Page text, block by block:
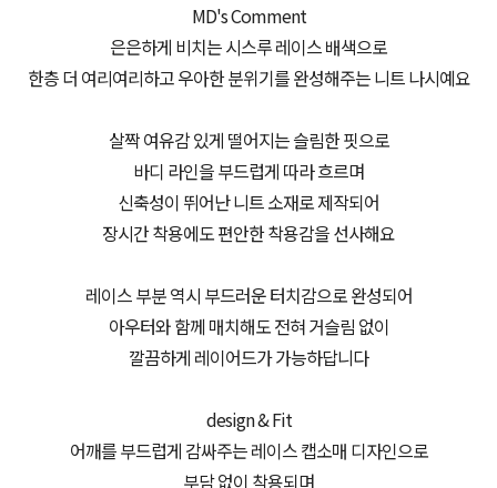
MD's Comment
은은하게 비치는 시스루 레이스 배색으로
한층 더 여리여리하고 우아한 분위기를 완성해주는 니트 나시예요
살짝 여유감 있게 떨어지는 슬림한 핏으로
바디 라인을 부드럽게 따라 흐르며
신축성이 뛰어난 니트 소재로 제작되어
장시간 착용에도 편안한 착용감을 선사해요
레이스 부분 역시 부드러운 터치감으로 완성되어
아우터와 함께 매치해도 전혀 거슬림 없이
깔끔하게 레이어드가 가능하답니다
design & Fit
어깨를 부드럽게 감싸주는 레이스 캡소매 디자인으로
부담 없이 착용되며